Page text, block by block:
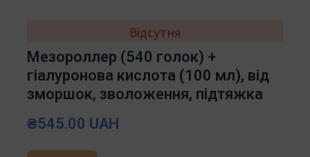
Відсутня
Мезороллер (540 голок) +
гіалуронова кислота (100 мл), від
зморшок, зволоження, підтяжка
₴545.00 UAH